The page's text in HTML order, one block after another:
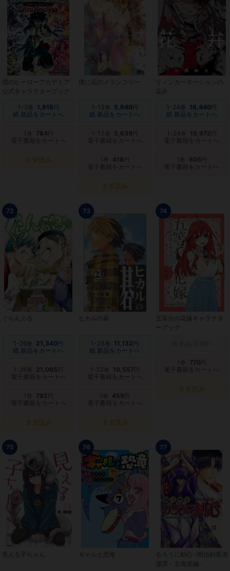
僕のヒーローアカデミア
公式キャラクターブック
1-2巻 1,815 円
紙 新品をカートへ
1 784
電子書籍をカートへ
タダ読み
僕に花のメランコリー
1-13巻 5,940 円
紙 新品をカートへ
1-13 5,639
電子書籍をカートへ
1 418
電子書籍をカートへ
タダ読み
リィンカーネーションの
花弁
1-24巻 16,440 円
紙 新品をカートへ
1-24 15,972
電子書籍をカートへ
1 605
電子書籍をカートへ
72
ぐらんぶる
1-26巻 21,340 円
紙 新品をカートへ
1-26 21,065
電子書籍をカートへ
1 792
電子書籍をカートへ
タダ読み
73
ヒカルの碁
1-23巻 11,132 円
紙 新品をカートへ
1-23 10,557
電子書籍をカートへ
1 459
電子書籍をカートへ
タダ読み
74
五等分の花嫁キャラクタ
ーブック
1 770
電子書籍をカートへ
タダ読み
75
見える子ちゃん
76
ギャルと恐竜
77
るろうに剣心 -明治剣客浪
漫譚・北海道編-